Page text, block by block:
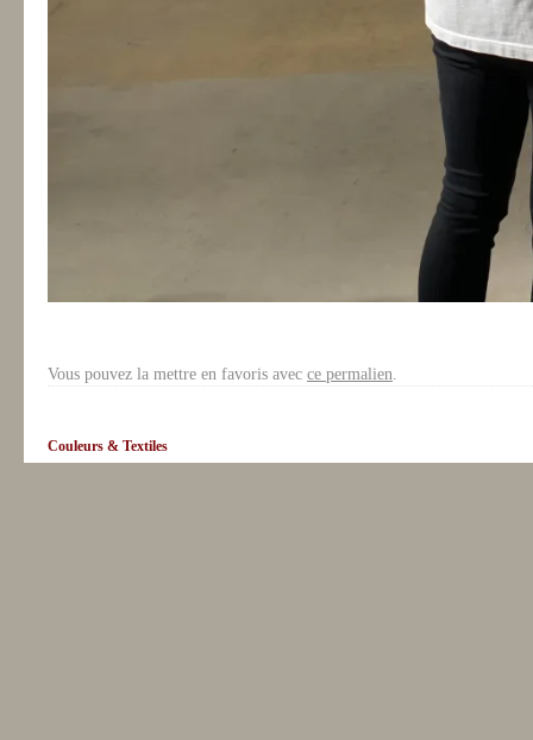
Vous pouvez la mettre en favoris avec ce permalien
Couleurs & Textiles